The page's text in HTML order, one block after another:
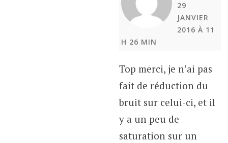
29
JANVIER
2016 À 11
H 26 MIN
Top merci, je n’ai pas
fait de réduction du
bruit sur celui-ci, et il
y a un peu de
saturation sur un